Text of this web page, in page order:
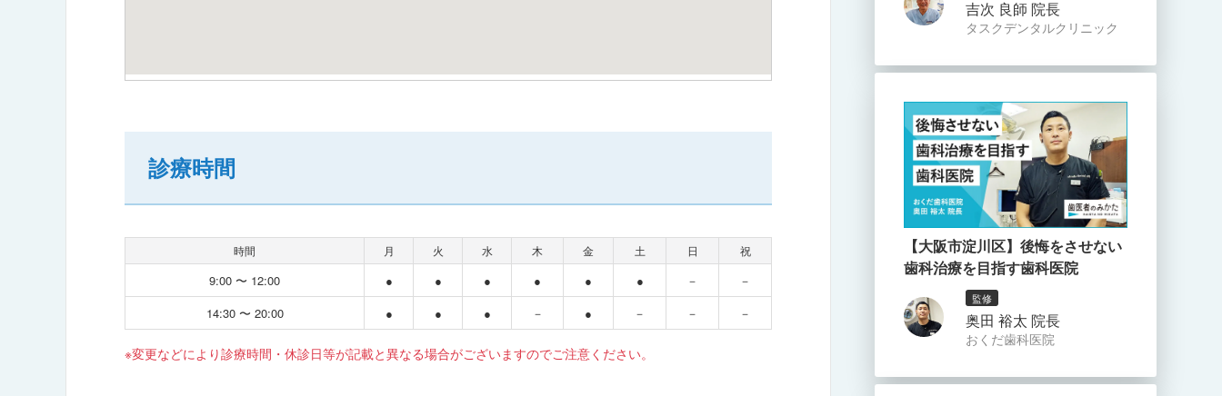
診療時間
時間 月 火 水 木 金 土 日 祝
9:00 〜 12:00 ● ● ● ● ● ● －
－
14:30 〜 20:00
● ● ● － ● － － －
※変更などにより診療時間・休診日等が記載と異なる場合がございますのでご注意ください。
吉次 良師 院長
タスクデンタルクリニック
【大阪市淀川区】後悔をさせない
歯科治療を目指す歯科医院
監修
奥田 裕太 院長
おくだ歯科医院